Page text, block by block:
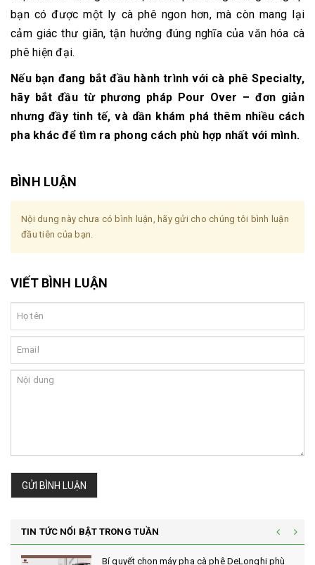
bạn có được một ly cà phê ngon hơn, mà còn mang lại
cảm giác thư giãn, tận hưởng đúng nghĩa của văn hóa cà
phê hiện đại.
Nếu bạn đang bắt đầu hành trình với cà phê Specialty,
hãy bắt đầu từ phương pháp Pour Over – đơn giản
nhưng đầy tinh tế, và dần khám phá thêm nhiều cách
pha khác để tìm ra phong cách phù hợp nhất với mình.
BÌNH LUẬN
Nội dung này chưa có bình luận, hãy gửi cho chúng tôi bình luận
đầu tiên của bạn.
VIẾT BÌNH LUẬN
GỬI BÌNH LUẬN
TIN TỨC NỔI BẬT TRONG TUẦN
Bí quyết chọn máy pha cà phê DeLonghi phù